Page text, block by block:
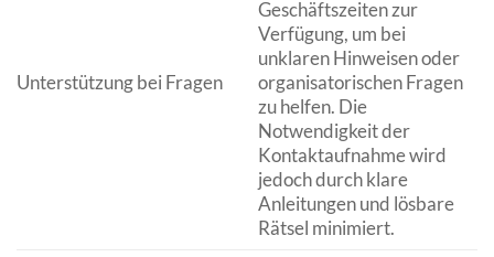
Unterstützung bei Fragen
Geschäftszeiten zur
Verfügung, um bei
unklaren Hinweisen oder
organisatorischen Fragen
zu helfen. Die
Notwendigkeit der
Kontaktaufnahme wird
jedoch durch klare
Anleitungen und lösbare
Rätsel minimiert.